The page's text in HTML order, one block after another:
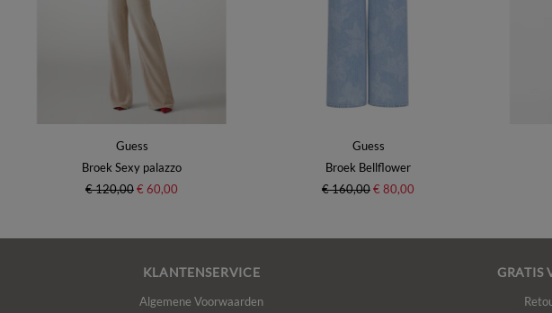
Guess
Broek Sexy palazzo
€ 120,00€ 60,00
Guess
Broek Bellflower
€ 160,00€ 80,00
KLANTENSERVICE
Algemene Voorwaarden
GRATIS